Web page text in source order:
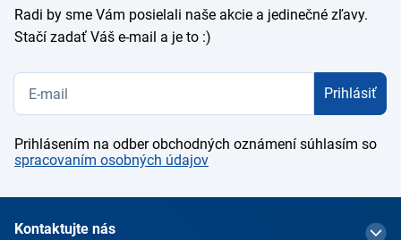
Radi by sme Vám posielali naše akcie a jedinečné zľavy.
Stačí zadať Váš e-mail a je to :)
Prihlásiť
Prihlásením na odber obchodných oznámení súhlasím so
spracovaním osobných údajov
Kontaktujte nás